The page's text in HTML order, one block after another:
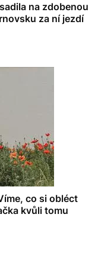
na zdobenou
za ní jezdí
co si obléct
kvůli tomu